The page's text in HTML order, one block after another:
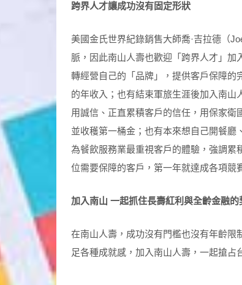
跨界人才讓成功沒有固定形狀
美國金氏世界紀錄銷售大師喬·吉拉德（
脈，因此南山人壽也歡迎「跨界人才」
轉經營自己的「品牌」，提供客戶保障
的年收入；也有結束軍旅生涯後加入南山
用誠信、正直累積客戶的信任，用保家衛
並收穫第一桶金；也有本來想自己開餐
為餐飲服務業最重視客戶的體驗，強調
位需要保障的客戶，第一年就達成各項競
加入南山 一起抓住長壽紅利與全齡金融的
在南山人壽，成功沒有門檻也沒有年齡
足各種成就感，加入南山人壽，一起搶占